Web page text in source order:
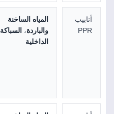
أنابيب
PPR
المياه الساخنة
والباردة، السباكة
الداخلية